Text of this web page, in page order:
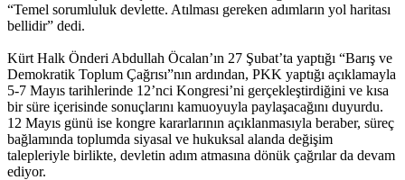
“Temel sorumluluk devlette. Atılması gereken adımların yol haritası
bellidir” dedi.
Kürt Halk Önderi Abdullah Öcalan’ın 27 Şubat’ta yaptığı “Barış ve
Demokratik Toplum Çağrısı”nın ardından, PKK yaptığı açıklamayla
5-7 Mayıs tarihlerinde 12’nci Kongresi’ni gerçekleştirdiğini ve kısa
bir süre içerisinde sonuçlarını kamuoyuyla paylaşacağını duyurdu.
12 Mayıs günü ise kongre kararlarının açıklanmasıyla beraber, süreç
bağlamında toplumda siyasal ve hukuksal alanda değişim
talepleriyle birlikte, devletin adım atmasına dönük çağrılar da devam
ediyor.